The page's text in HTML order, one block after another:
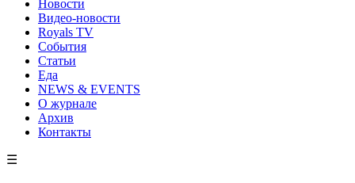
Новости
Видео-новости
Royals TV
События
Статьи
Еда
NEWS & EVENTS
О журнале
Архив
Контакты
☰